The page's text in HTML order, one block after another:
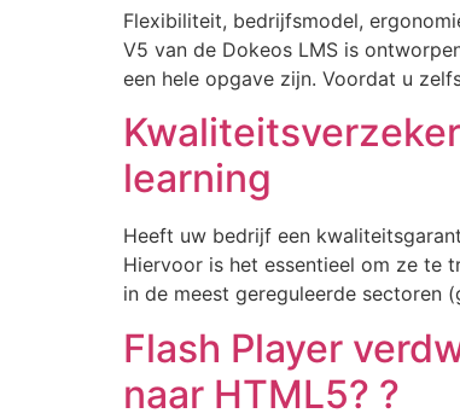
Flexibiliteit, bedrijfsmodel,
V5 van de Dokeos LMS is
een hele opgave zijn. Voordat u
learning
Heeft uw bedrijf een
Hiervoor is het essentieel om ze te
in de meest gereguleerde sectoren
Flash Player
naar HTML5? ?